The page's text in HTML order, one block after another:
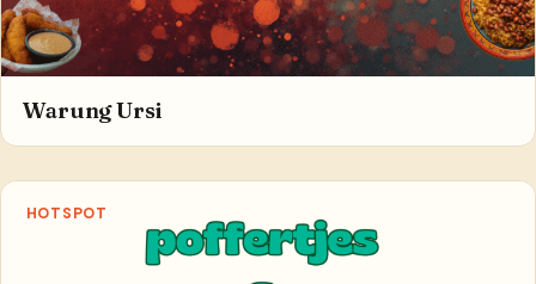
Warung Ursi
HOTSPOT